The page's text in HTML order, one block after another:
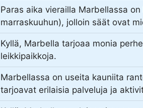
Paras aika vierailla Marbellassa
marraskuuhun), jolloin säät ovat
Kyllä, Marbella tarjoaa monia
leikkipaikkoja.
Marbellassa on useita kauniita
tarjoavat erilaisia palveluja ja